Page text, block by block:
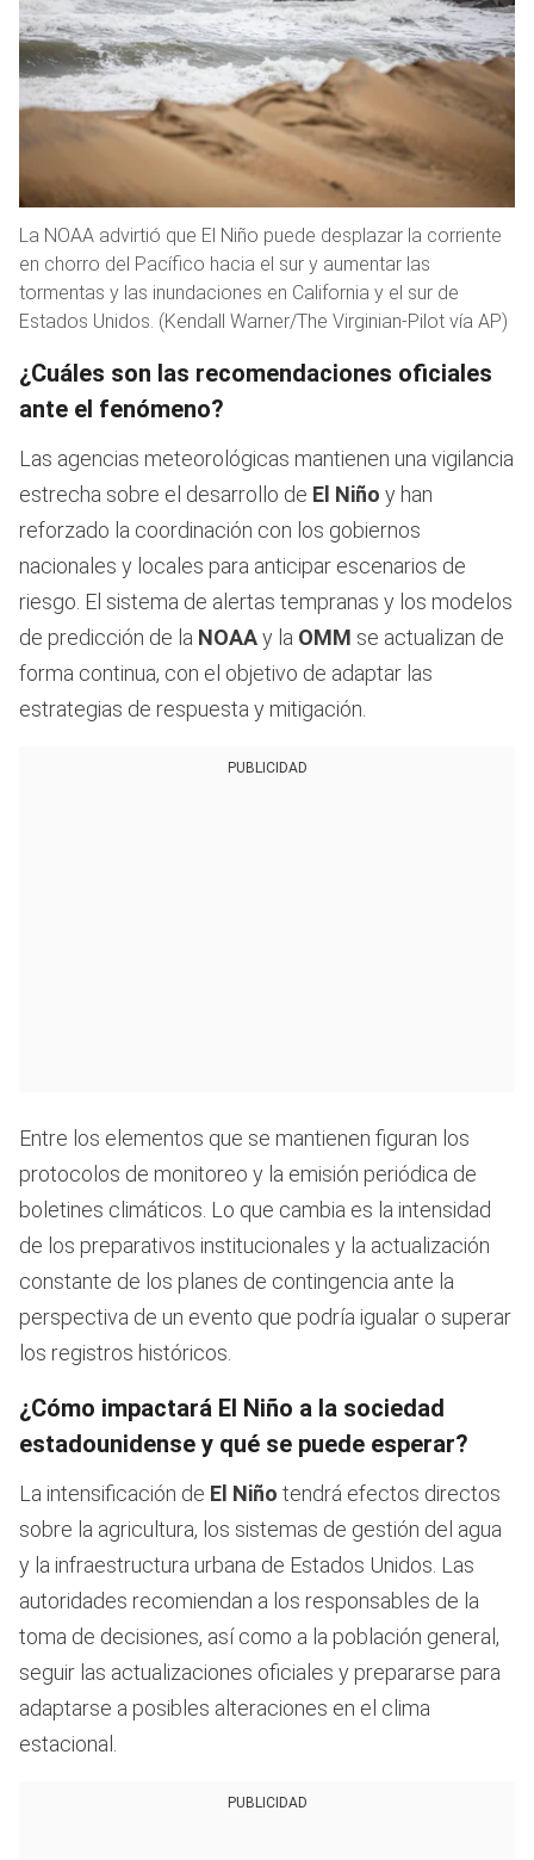
La NOAA advirtió que El Niño puede desplazar la corriente
en chorro del Pacífico hacia el sur y aumentar las
tormentas y las inundaciones en California y el sur de
Estados Unidos. (Kendall Warner/The Virginian-Pilot vía AP)
¿Cuáles son las recomendaciones oficiales
ante el fenómeno?
Las agencias meteorológicas mantienen una vigilancia
estrecha sobre el desarrollo de El Niño y han
reforzado la coordinación con los gobiernos
nacionales y locales para anticipar escenarios de
riesgo. El sistema de alertas tempranas y los modelos
de predicción de la NOAAy la OMM se actualizan de
forma continua, con el objetivo de adaptar las
estrategias de respuesta y mitigación.
PUBLICIDAD
Entre los elementos que se mantienen figuran los
protocolos de monitoreo y la emisión periódica de
boletines climáticos. Lo que cambia es la intensidad
de los preparativos institucionales y la actualización
constante de los planes de contingencia ante la
perspectiva de un evento que podría igualar o superar
los registros históricos.
¿Cómo impactará El Niño a la sociedad
estadounidense y qué se puede esperar?
La intensificación de El Niño tendrá efectos directos
sobre la agricultura, los sistemas de gestión del agua
y la infraestructura urbana de Estados Unidos. Las
autoridades recomiendan a los responsables de la
toma de decisiones, así como a la población general,
seguir las actualizaciones oficiales y prepararse para
adaptarse a posibles alteraciones en el clima
estacional.
PUBLICIDAD